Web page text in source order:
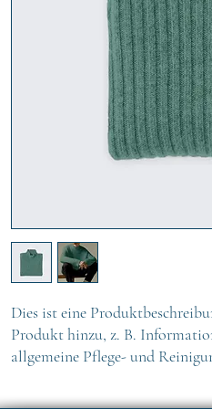
Dies ist eine
Produkt hinzu, z. B.
allgemeine Pflege- und